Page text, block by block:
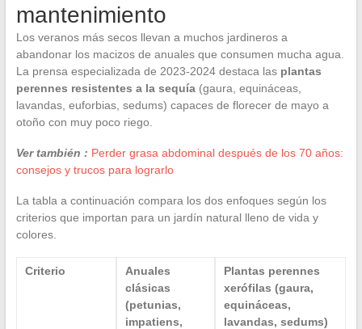
mantenimiento
Los veranos más secos llevan a muchos jardineros a
abandonar los macizos de anuales que consumen mucha agua.
La prensa especializada de 2023-2024 destaca las plantas
perennes resistentes a la sequía(gaura, equináceas,
lavandas, euforbias, sedums) capaces de florecer de mayo a
otoño con muy poco riego.
Ver también : Perder grasa abdominal después de los 70 años:
consejos y trucos para lograrlo
La tabla a continuación compara los dos enfoques según los
criterios que importan para un jardín natural lleno de vida y
colores.
Criterio
Anuales
clásicas
(petunias,
impatiens,
Plantas perennes
xerófilas (gaura,
equináceas,
lavandas, sedums)